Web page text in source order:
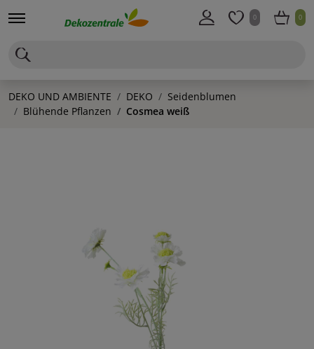
0 0
DEKO UND AMBIENTE DEKO
Seidenblumen
Blühende Pflanzen
Cosmea weiß